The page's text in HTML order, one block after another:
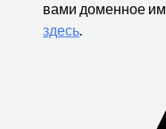
вами доменное
здесь.